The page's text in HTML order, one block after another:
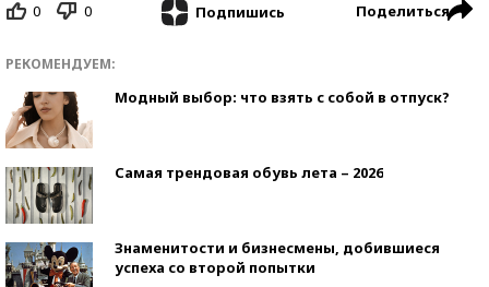
0 0 Подпишись Поделиться
РЕКОМЕНДУЕМ:
Модный выбор: что взять с собой в отпуск?
Самая трендовая обувь лета – 2026
Знаменитости и бизнесмены, добившиеся
успеха со второй попытки